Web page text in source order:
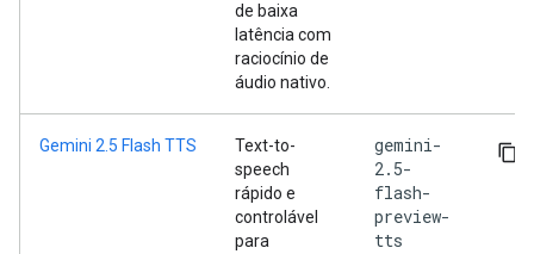
de baixa
latência com
raciocínio de
áudio nativo.
Gemini 2.5 Flash TTS
Text-to-
speech
rápido e
controlável
para
gemini-
2.5-
flash-
preview-
tts